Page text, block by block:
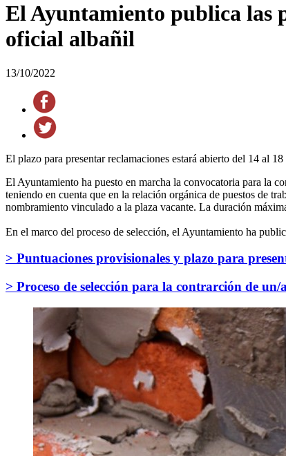
El Ayuntamiento publica las
oficial albañil
13/10/2022
El plazo para presentar reclamaciones estará abierto del 14 al
El Ayuntamiento ha puesto en marcha la convocatoria para la
teniendo en cuenta que en la relación orgánica de puestos de
nombramiento vinculado a la plaza vacante. La duración
En el marco del proceso de selección, el Ayuntamiento ha
> Puntuaciones provisionales y plazo para
> Proceso de selección para la contrarción de